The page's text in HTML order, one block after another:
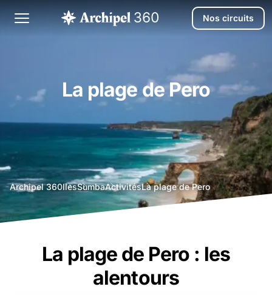
Nos circuits
La plage de Pero
Archipel 360agence
voyage
bali
IlesSumbaActivitésLa plage de Pero
La plage de Pero : les
alentours